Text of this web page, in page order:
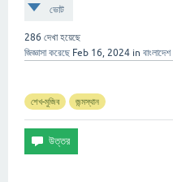
ভোট
286 দেখা হয়েছে
জিজ্ঞাসা করেছে Feb 16, 2024 in বাংলাদেশ
শেখ-মুজিব জন্মস্থান